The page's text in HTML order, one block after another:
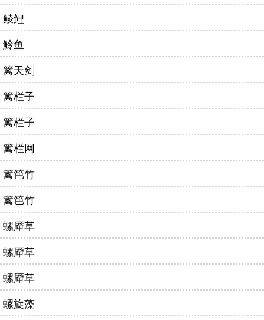
鲮鲤
魿鱼
篱天剑
篱栏子
篱栏子
篱栏网
篱笆竹
篱笆竹
螺厣草
螺厣草
螺厣草
螺旋藻